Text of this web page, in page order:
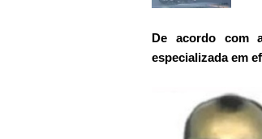
De acordo com
especializada em